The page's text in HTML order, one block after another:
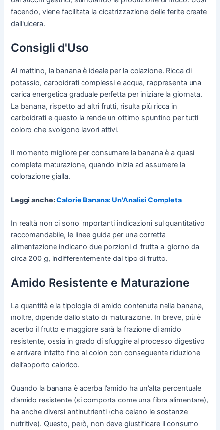
facendo, viene facilitata la cicatrizzazione delle ferite create
dall'ulcera.
Consigli d'Uso
Al mattino, la banana è ideale per la colazione. Ricca di
potassio, carboidrati complessi e acqua, rappresenta una
carica energetica graduale perfetta per iniziare la giornata.
La banana, rispetto ad altri frutti, risulta più ricca in
carboidrati e questo la rende un ottimo spuntino per tutti
coloro che svolgono lavori attivi.
Il momento migliore per consumare la banana è a quasi
completa maturazione, quando inizia ad assumere la
colorazione gialla.
Leggi anche:Calorie Banana: Un'Analisi Completa
In realtà non ci sono importanti indicazioni sul quantitativo
raccomandabile, le linee guida per una corretta
alimentazione indicano due porzioni di frutta al giorno da
circa 200 g, indifferentemente dal tipo di frutto.
Amido Resistente e Maturazione
La quantità e la tipologia di amido contenuta nella banana,
inoltre, dipende dallo stato di maturazione. In breve, più è
acerbo il frutto e maggiore sarà la frazione di amido
resistente, ossia in grado di sfuggire al processo digestivo
e arrivare intatto fino al colon con conseguente riduzione
dell’apporto calorico.
Quando la banana è acerba l’amido ha un’alta percentuale
d’amido resistente (si comporta come una fibra alimentare),
ha anche diversi antinutrienti (che celano le sostanze
nutritive). Questo, però, non deve giustificare il consumo